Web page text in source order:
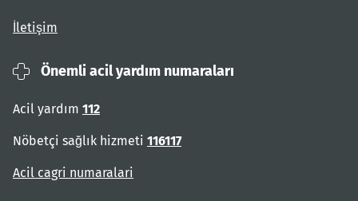
İletişim
Önemli acil yardım numaraları
Acil yardım 112
Nöbetçi sağlık hizmeti 116117
Acil cagri numaralari